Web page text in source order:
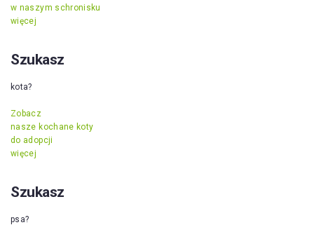
w naszym schronisku
więcej
Szukasz
kota?
Zobacz
nasze kochane koty
do adopcji
więcej
Szukasz
psa?